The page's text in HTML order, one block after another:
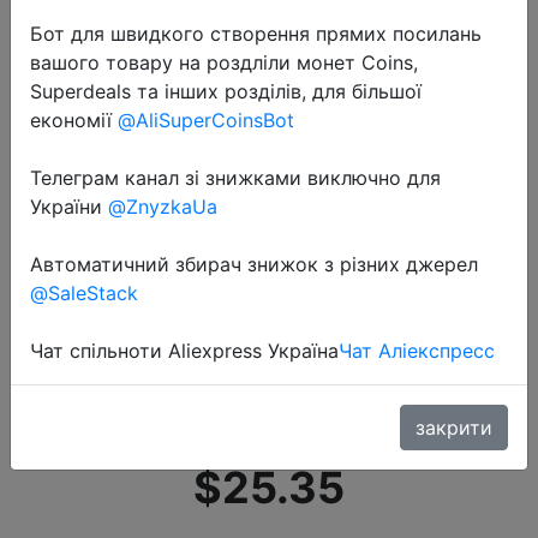
2021-01-18
Портативный стерилизатор Xiaomi
Youpin USB UVC,
дезинфекционный стержень,
стерилизатор, УФ
дезинфицирующее средство, �…
$25.35
Бот для швидкого створення прямих посилань
вашого товару на роздліли монет Coins,
Superdeals та інших розділів, для більшої
економії @AliSuperCoinsBot
Телеграм канал зі знижками виключно для
України @ZnyzkaUa
Автоматичний збирач знижок з різних джерел
@SaleStack
Чат спільноти Aliexpress УкраїнаЧат Аліекспресс
закрити